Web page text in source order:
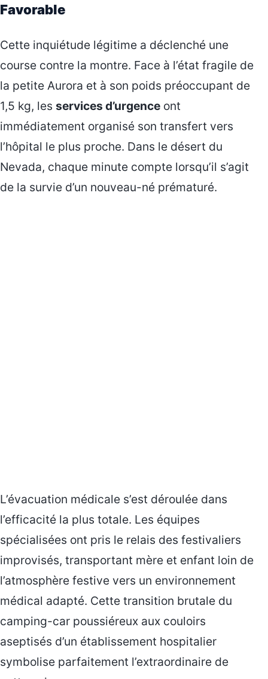
Favorable
Cette inquiétude légitime a déclenché une
course contre la montre. Face à l’état fragile de
la petite Aurora et à son poids préoccupant de
1,5 kg, les services d’urgence ont
immédiatement organisé son transfert vers
l’hôpital le plus proche. Dans le désert du
Nevada, chaque minute compte lorsqu’il s’agit
de la survie d’un nouveau-né prématuré.
L’évacuation médicale s’est déroulée dans
l’efficacité la plus totale. Les équipes
spécialisées ont pris le relais des festivaliers
improvisés, transportant mère et enfant loin de
l’atmosphère festive vers un environnement
médical adapté. Cette transition brutale du
camping-car poussiéreux aux couloirs
aseptisés d’un établissement hospitalier
symbolise parfaitement l’extraordinaire de